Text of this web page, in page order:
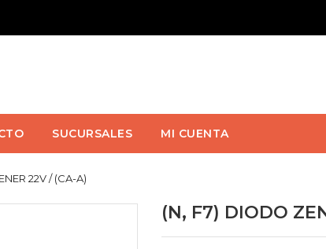
SUCURSALES MI CUENTA
22V / (CA-A)
(N, F7) DIODO